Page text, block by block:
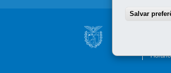
Navegação
principal
Salvar